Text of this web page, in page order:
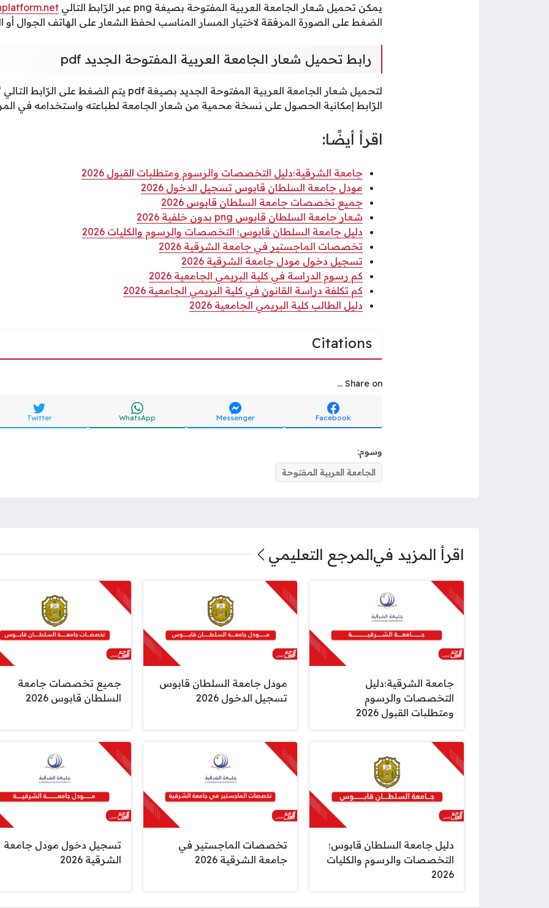
يمكن تحميل شعار الجامعة العربية المفتوحة بصيغة png عبر الرّابط التالي
الضغط على الصورة المرفقة لاختيار المسار المناسب لحفظ الشعار على الهاتف الجوال
رابط تحميل شعار الجامعة العربية المفتوحة الجديد pdf
لتحميل شعار الجامعة العربية المفتوحة الجديد بصيغة pdf يتم الضغط على الرّابط التالي “
الرّابط إمكانية الحصول على نسخة محمية من شعار الجامعة لطباعته واستخدامه في
اقرأ أيضًا:
جامعة الشرقية؛دليل التخصصات والرسوم ومتطلبات القبول 2026
مودل جامعة السلطان قابوس تسجيل الدخول 2026
جميع تخصصات جامعة السلطان قابوس 2026
شعار جامعة السلطان قابوس png بدون خلفية 2026
دليل جامعة السلطان قابوس؛ التخصصات والرسوم والكليات 2026
تخصصات الماجستير في جامعة الشرقية 2026
تسجيل دخول مودل جامعة الشرقية 2026
كم رسوم الدراسة في كلية البريمي الجامعية 2026
كم تكلفة دراسة القانون في كلية البريمي الجامعية 2026
دليل الطالب كلية البريمي الجامعية 2026
Citations
Share on ...
Facebook
Messenger
WhatsApp
Twitter
وسوم:
الجامعة العربية المفتوحة
اقرأ المزيد فيالمرجع التعليمي
جامعة الشرقية؛دليل
التخصصات والرسوم
ومتطلبات القبول 2026
مودل جامعة السلطان قابوس
تسجيل الدخول 2026
جميع تخصصات جامعة
السلطان قابوس 2026
دليل جامعة السلطان قابوس؛
التخصصات والرسوم والكليات
2026
تخصصات الماجستير في
جامعة الشرقية 2026
تسجيل دخول مودل جامعة
الشرقية 2026